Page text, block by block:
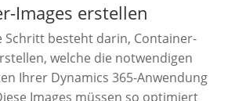
Images erstellen
Schritt besteht darin, Container-
welche die notwendigen
Ihrer Dynamics 365-Anwendung
Images müssen so optimiert